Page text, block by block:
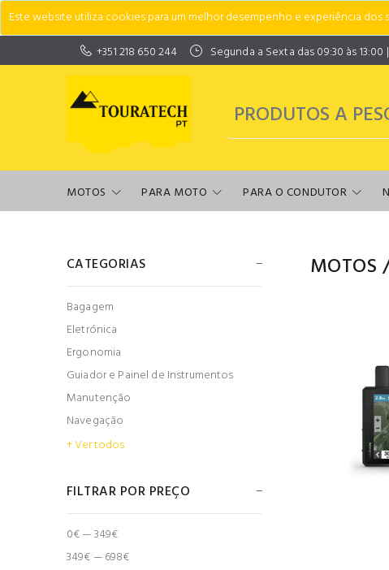
Este website utiliza cookies para um melhor desempenho e experiência
+351 218 650 244
Segunda a Sexta das 09:30 às 13:00
MOTOS PARA MOTO PARA O CONDUTOR
CATEGORIAS
Bagagem
Eletrónica
Ergonomia
Guiador e Painel de Instrumentos
Manutenção
Navegação
+ Ver todos
FILTRAR POR PREÇO
0€ — 349€
349€ — 698€
MOTOS